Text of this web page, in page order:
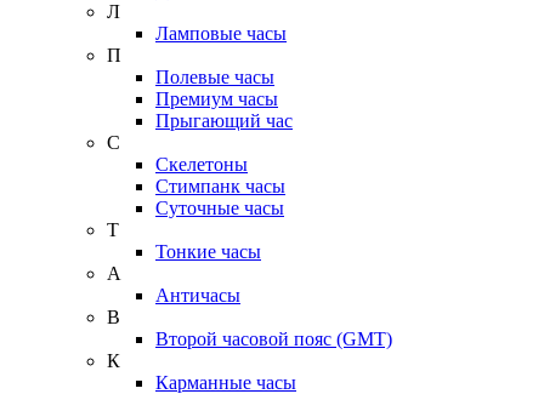
Л
Ламповые часы
П
Полевые часы
Премиум часы
Прыгающий час
С
Скелетоны
Стимпанк часы
Суточные часы
Т
Тонкие часы
А
Античасы
В
Второй часовой пояс (GMT)
К
Карманные часы